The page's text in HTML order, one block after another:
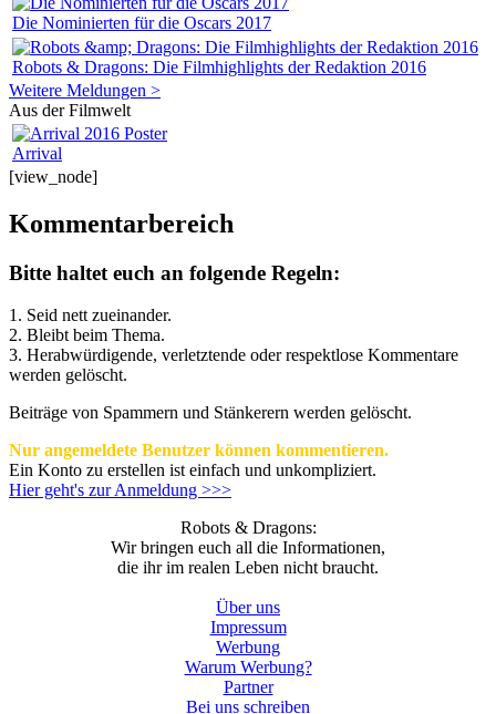
Die Nominierten für die Oscars 2017
Robots & Dragons: Die Filmhighlights der Redaktion 2016
Weitere Meldungen >
Aus der Filmwelt
Arrival
[view_node]
Kommentarbereich
Bitte haltet euch an folgende Regeln:
1. Seid nett zueinander.
2. Bleibt beim Thema.
3. Herabwürdigende, verletztende oder respektlose Kommentare
werden gelöscht.
Beiträge von Spammern und Stänkerern werden gelöscht.
Nur angemeldete Benutzer können kommentieren.
Ein Konto zu erstellen ist einfach und unkompliziert.
Hier geht's zur Anmeldung >>>
Robots & Dragons:
Wir bringen euch all die Informationen,
die ihr im realen Leben nicht braucht.
Über uns
Impressum
Werbung
Warum Werbung?
Partner
Bei uns schreiben